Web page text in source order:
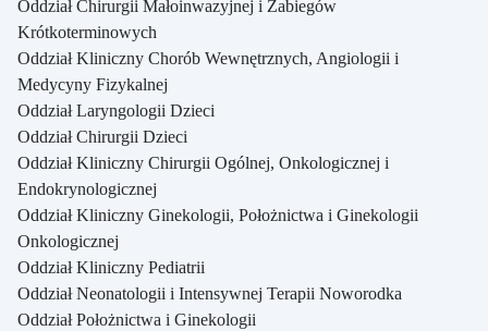
Oddział Chirurgii Małoinwazyjnej i Zabiegów
Krótkoterminowych
Oddział Kliniczny Chorób Wewnętrznych, Angiologii i
Medycyny Fizykalnej
Oddział Laryngologii Dzieci
Oddział Chirurgii Dzieci
Oddział Kliniczny Chirurgii Ogólnej, Onkologicznej i
Endokrynologicznej
Oddział Kliniczny Ginekologii, Położnictwa i Ginekologii
Onkologicznej
Oddział Kliniczny Pediatrii
Oddział Neonatologii i Intensywnej Terapii Noworodka
Oddział Położnictwa i Ginekologii